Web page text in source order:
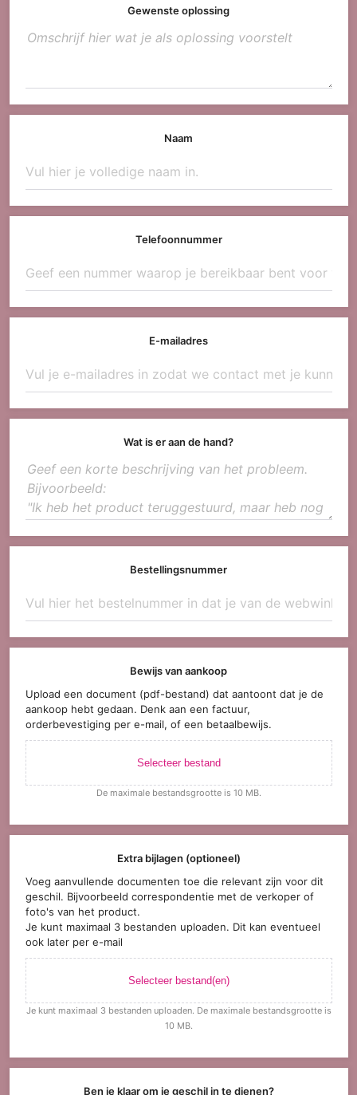
Gewenste oplossing
Naam
Telefoonnummer
E-mailadres
Wat is er aan de hand?
Bestellingsnummer
Bewijs van aankoop
Upload een document (pdf-bestand) dat aantoont dat je de
aankoop hebt gedaan. Denk aan een factuur,
orderbevestiging per e-mail, of een betaalbewijs.
Selecteer bestand
De maximale bestandsgrootte is 10 MB.
Extra bijlagen (optioneel)
Voeg aanvullende documenten toe die relevant zijn voor dit
geschil. Bijvoorbeeld correspondentie met de verkoper of
foto's van het product.
Je kunt maximaal 3 bestanden uploaden. Dit kan eventueel
ook later per e-mail
Selecteer bestand(en)
Je kunt maximaal 3 bestanden uploaden. De maximale bestandsgrootte is
10 MB.
Ben je klaar om je geschil in te dienen?